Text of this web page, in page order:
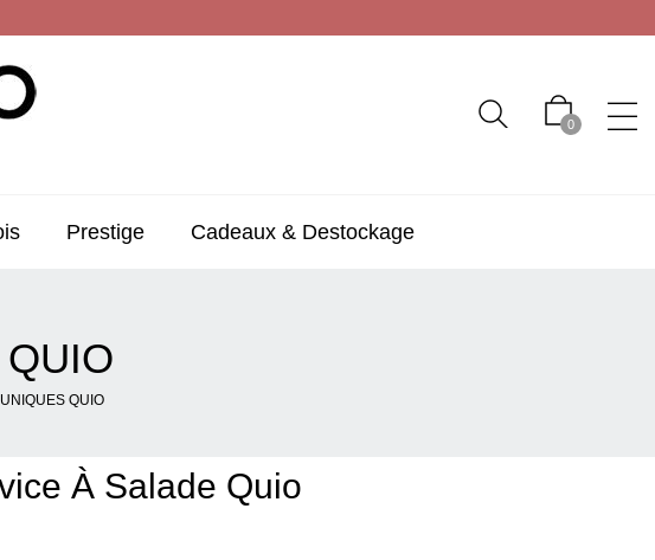
0
Prestige Cadeaux & Destockage
QUIO
À Salade Quio